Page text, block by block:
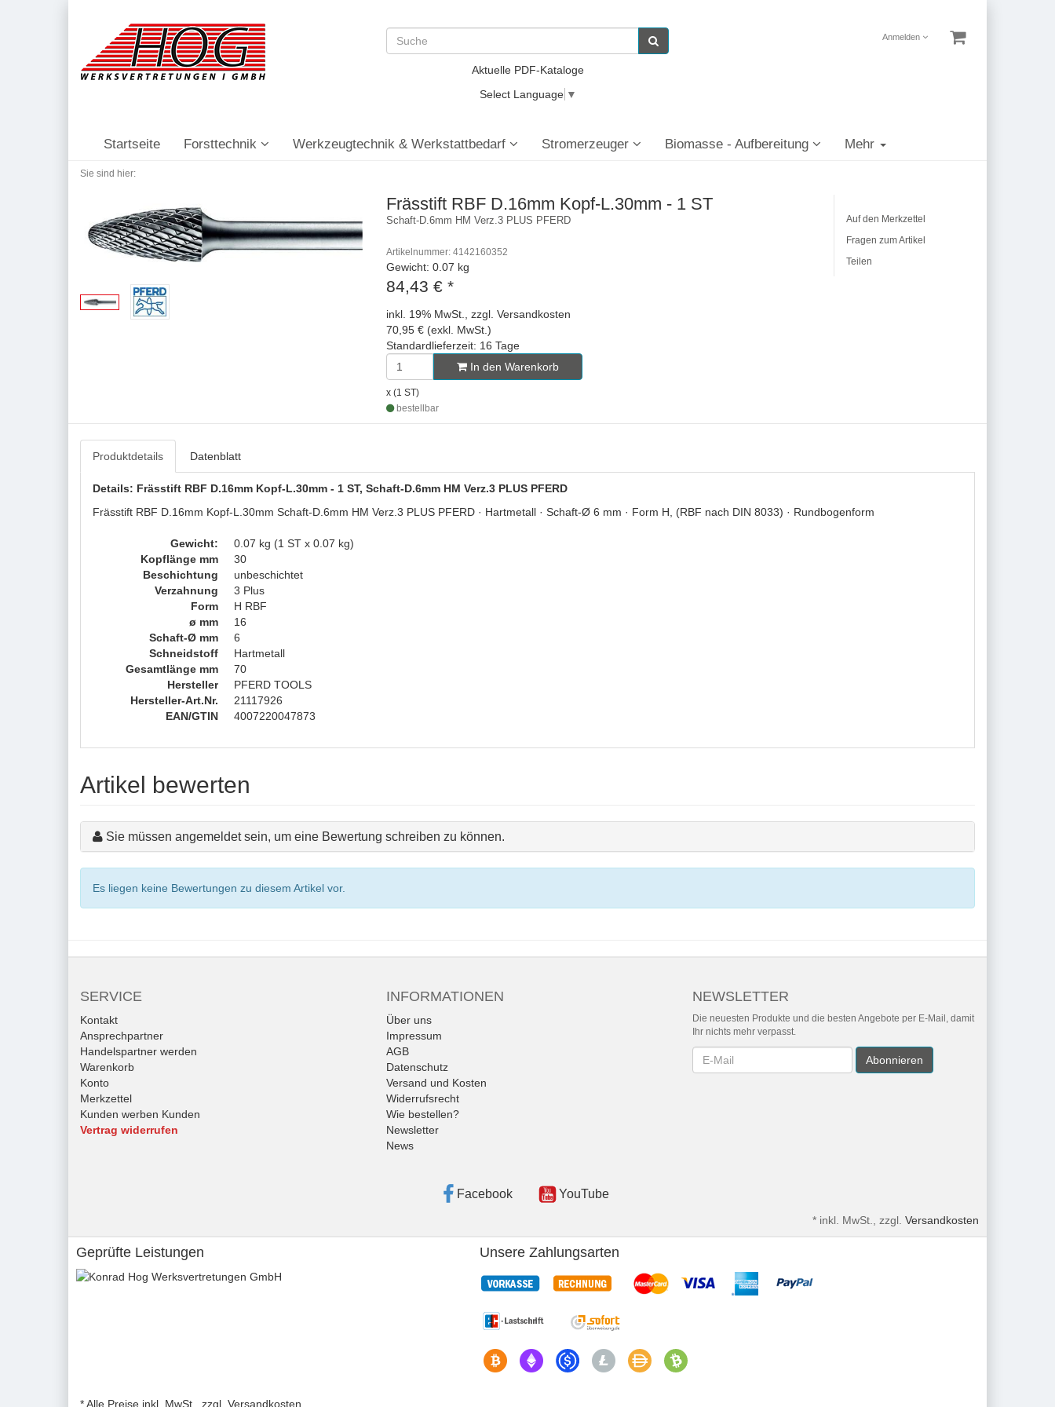
Anmelden
Aktuelle PDF-Kataloge
Select Language ▼
Startseite Forsttechnik Werkzeugtechnik & Werkstattbedarf Stromerzeuger Biomasse - Aufbereitung Mehr
Sie sind hier:
Frässtift RBF D.16mm Kopf-L.30mm - 1 ST
Schaft-D.6mm HM Verz.3 PLUS PFERD
Artikelnummer: 4142160352
Gewicht: 0.07 kg
84,43 € *
inkl. 19% MwSt., zzgl. Versandkosten
70,95 € (exkl. MwSt.)
Standardlieferzeit: 16 Tage
In den Warenkorb
x (1 ST)
bestellbar
Auf den Merkzettel
Fragen zum Artikel
Teilen
Produktdetails Datenblatt
Details: Frässtift RBF D.16mm Kopf-L.30mm - 1 ST, Schaft-D.6mm HM Verz.3 PLUS PFERD
Frässtift RBF D.16mm Kopf-L.30mm Schaft-D.6mm HM Verz.3 PLUS PFERD · Hartmetall · Schaft-Ø 6 mm · Form H, (RBF nach DIN 8033) · Rundbogenform
Gewicht:
0.07 kg (1 ST x 0.07 kg)
Kopflänge mm
30
Beschichtung
unbeschichtet
Verzahnung
3 Plus
Form
H RBF
ø mm
16
Schaft-Ø mm
6
Schneidstoff
Hartmetall
Gesamtlänge mm
70
Hersteller
PFERD TOOLS
Hersteller-Art.Nr.
21117926
EAN/GTIN
4007220047873
Artikel bewerten
Sie müssen angemeldet sein, um eine Bewertung schreiben zu können.
Es liegen keine Bewertungen zu diesem Artikel vor.
SERVICE
Kontakt
Ansprechpartner
Handelspartner werden
Warenkorb
Konto
Merkzettel
Kunden werben Kunden
Vertrag widerrufen
INFORMATIONEN
Über uns
Impressum
AGB
Datenschutz
Versand und Kosten
Widerrufsrecht
Wie bestellen?
Newsletter
News
NEWSLETTER
Die neuesten Produkte und die besten Angebote per E-Mail, damit
Ihr nichts mehr verpasst.
Newsletter Abonnieren
Facebook YouTube
* inkl. MwSt., zzgl. Versandkosten
Geprüfte Leistungen Unsere Zahlungsarten
* Alle Preise inkl. MwSt., zzgl. Versandkosten.